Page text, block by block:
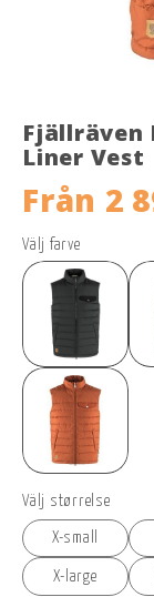
Fjällräven
Liner Vest
Från 2
Välj farve
Välj størrelse
X-small
X-large